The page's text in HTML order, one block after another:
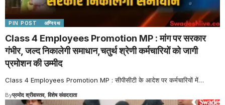
PIN POST अग्निपथ
Class 4 Employees Promotion MP : मांग पर सरकार
गंभीर, जल्द निकालेगी समाधान,चतुर्थ श्रेणी कर्मचारियों को जागी
प्रमोशन की उम्मीद
Class 4 Employees Promotion MP : सीपीसीटी के आदेश पर कर्मचारियों में…
Byप्रमोद श्रीवास्तव, विशेष संवाददाता